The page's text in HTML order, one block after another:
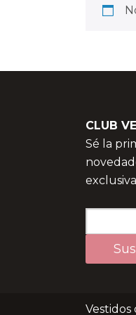
CLUB
Sé la
Vestidos